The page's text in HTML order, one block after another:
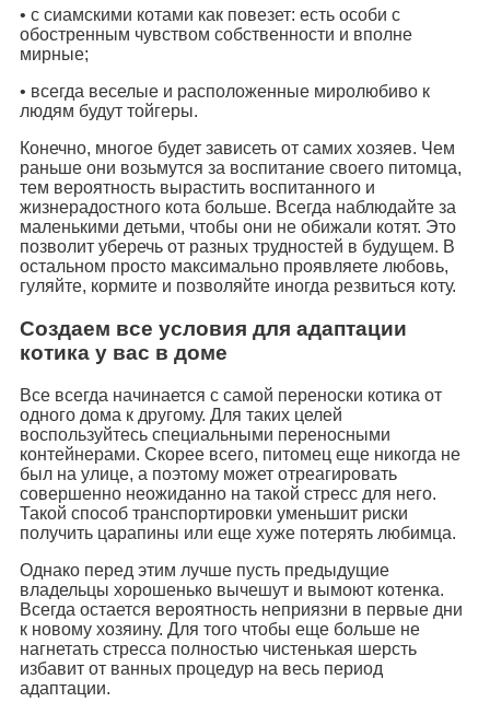
• с сиамскими котами как повезет: есть особи с
обостренным чувством собственности и вполне
мирные;
• всегда веселые и расположенные миролюбиво к
людям будут тойгеры.
Конечно, многое будет зависеть от самих хозяев. Чем
раньше они возьмутся за воспитание своего питомца,
тем вероятность вырастить воспитанного и
жизнерадостного кота больше. Всегда наблюдайте за
маленькими детьми, чтобы они не обижали котят. Это
позволит уберечь от разных трудностей в будущем. В
остальном просто максимально проявляете любовь,
гуляйте, кормите и позволяйте иногда резвиться коту.
Создаем все условия для адаптации
котика у вас в доме
Все всегда начинается с самой переноски котика от
одного дома к другому. Для таких целей
воспользуйтесь специальными переносными
контейнерами. Скорее всего, питомец еще никогда не
был на улице, а поэтому может отреагировать
совершенно неожиданно на такой стресс для него.
Такой способ транспортировки уменьшит риски
получить царапины или еще хуже потерять любимца.
Однако перед этим лучше пусть предыдущие
владельцы хорошенько вычешут и вымоют котенка.
Всегда остается вероятность неприязни в первые дни
к новому хозяину. Для того чтобы еще больше не
нагнетать стресса полностью чистенькая шерсть
избавит от ванных процедур на весь период
адаптации.